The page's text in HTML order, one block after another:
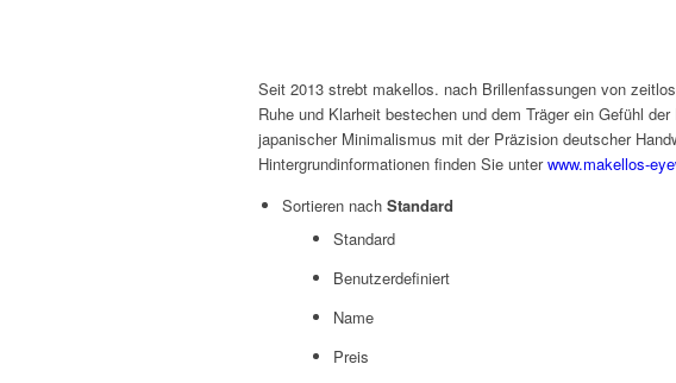
Seit 2013 strebt makellos. nach Brillenfassungen von
Ruhe und Klarheit bestechen und dem Träger ein Gefühl
japanischer Minimalismus mit der Präzision deutscher
Hintergrundinformationen finden Sie unterwww.makellos-
Sortieren nach Standard
Standard
Benutzerdefiniert
Name
Preis